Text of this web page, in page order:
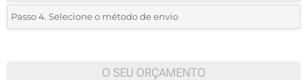
1 Cor (Na frente)
*Quantidade mínima:15
Passo 4. Selecione o método de envio
O SEU ORÇAMENTO